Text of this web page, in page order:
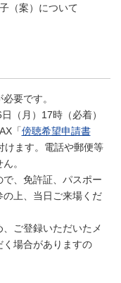
（案）について
要です。
（月）17時（必着）
「 傍聴希望申請書
けます。電話や郵便等
。
で、免許証、パスポー
の上、当日ご来場くだ
ご登録いただいたメ
場合がありますの